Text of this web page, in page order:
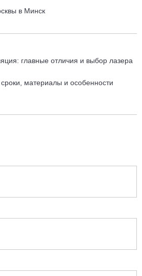
в Минск
главные отличия и выбор лазера
материалы и особенности